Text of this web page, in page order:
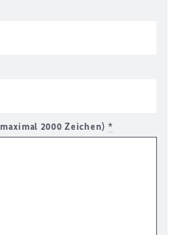
2000 Zeichen) *